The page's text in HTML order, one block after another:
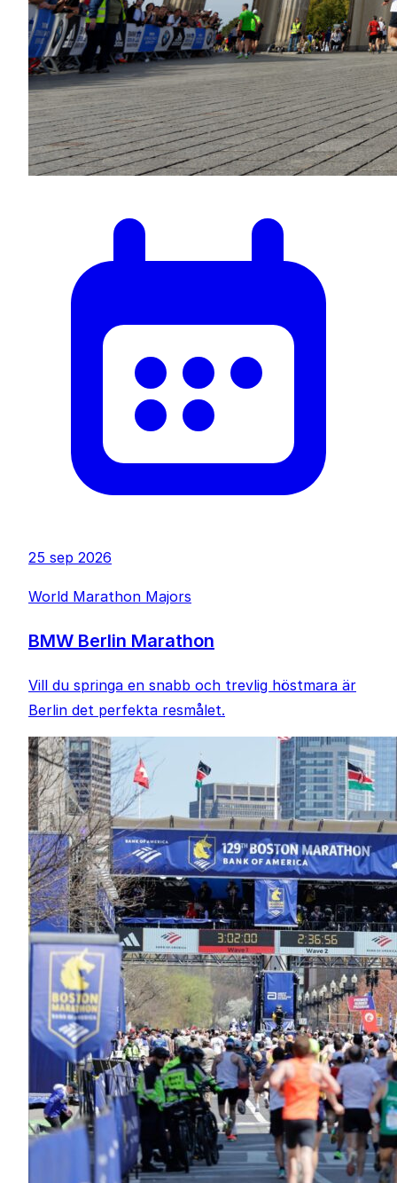
25 sep 2026
World Marathon Majors
BMW Berlin Marathon
Vill du springa en snabb och trevlig höstmara är
Berlin det perfekta resmålet.